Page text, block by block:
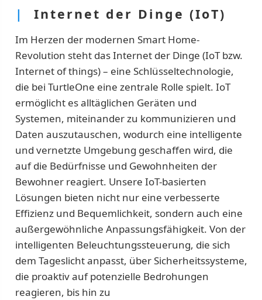
|Internet der Dinge (IoT)
Im Herzen der modernen Smart Home-
Revolution steht das Internet der Dinge (IoT bzw.
Internet of things) – eine Schlüsseltechnologie,
die bei TurtleOne eine zentrale Rolle spielt. IoT
ermöglicht es alltäglichen Geräten und
Systemen, miteinander zu kommunizieren und
Daten auszutauschen, wodurch eine intelligente
und vernetzte Umgebung geschaffen wird, die
auf die Bedürfnisse und Gewohnheiten der
Bewohner reagiert. Unsere IoT-basierten
Lösungen bieten nicht nur eine verbesserte
Effizienz und Bequemlichkeit, sondern auch eine
außergewöhnliche Anpassungsfähigkeit. Von der
intelligenten Beleuchtungssteuerung, die sich
dem Tageslicht anpasst, über Sicherheitssysteme,
die proaktiv auf potenzielle Bedrohungen
reagieren, bis hin zu